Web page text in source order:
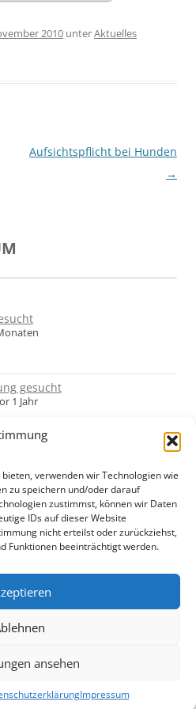
verwenden wir Technologien wie
zu speichern und/oder darauf
zustimmst, können wir Daten
IDs auf dieser Website
nicht erteilst oder zurückziehst,
Funktionen beeinträchtigt werden.
ansehen
Impressum
2010 unterAktuelles
Aufsichtspflicht bei Hunden
→
gesucht
1 Jahr
Hundetagesstätten?
Jahren
Tipps für hundefreundliche